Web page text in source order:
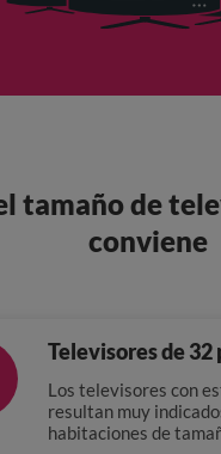
tamaño de
conviene
Televisores de 32
Los televisores con
resultan muy
habitaciones de